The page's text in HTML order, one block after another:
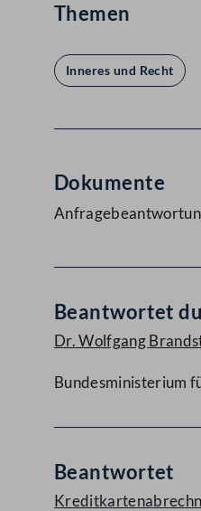
Themen
Inneres und Recht
Dokumente
Beantwortet
Dr. Wolfgang
Bundesministerium
Beantwortet